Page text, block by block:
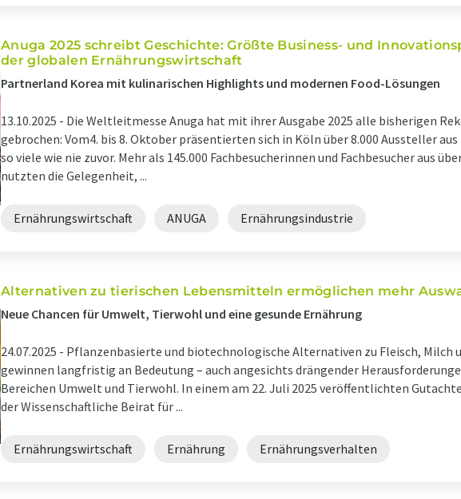
Anuga 2025 schreibt Geschichte: Größte Business- und
der globalen Ernährungswirtschaft
Partnerland Korea mit kulinarischen Highlights und modernen Food-Lösungen
13.10.2025 - Die Weltleitmesse Anuga hat mit ihrer Ausgabe 2025 alle bisherigen
gebrochen: Vom4. bis 8. Oktober präsentierten sich in Köln über 8.000 Aussteller aus
so viele wie nie zuvor. Mehr als 145.000 Fachbesucherinnen und Fachbesucher aus
nutzten die Gelegenheit, ...
Ernährungswirtschaft ANUGA Ernährungsindustrie
Alternativen zu tierischen Lebensmitteln ermöglichen mehr
Neue Chancen für Umwelt, Tierwohl und eine gesunde Ernährung
24.07.2025 - Pflanzenbasierte und biotechnologische Alternativen zu Fleisch, Milch
gewinnen langfristig an Bedeutung – auch angesichts drängender
Bereichen Umwelt und Tierwohl. In einem am 22. Juli 2025 veröffentlichten
der Wissenschaftliche Beirat für ...
Ernährungswirtschaft Ernährung Ernährungsverhalten